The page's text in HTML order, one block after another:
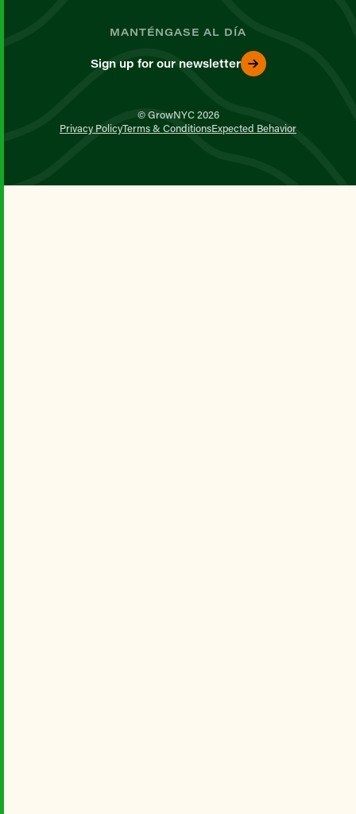
MANTÉNGASE AL DÍA
Sign up for our newsletter
© GrowNYC 2026
Privacy PolicyTerms & ConditionsExpected Behavior